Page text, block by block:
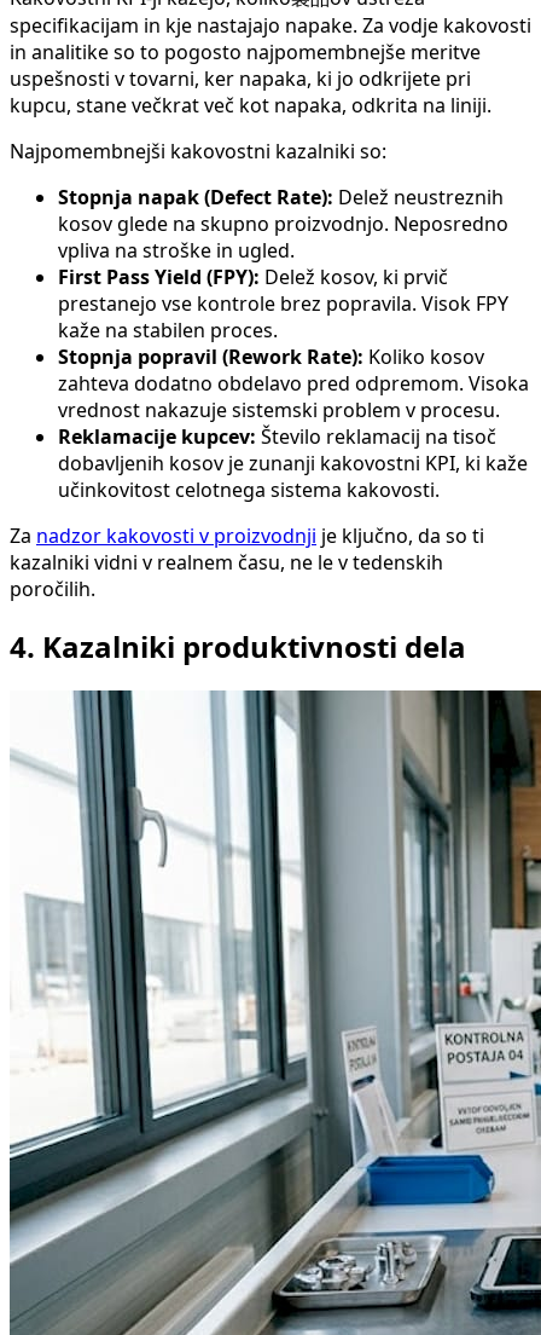
specifikacijam in kje nastajajo napake. Za vodje kakovosti
in analitike so to pogosto najpomembnejše meritve
uspešnosti v tovarni, ker napaka, ki jo odkrijete pri
kupcu, stane večkrat več kot napaka, odkrita na liniji.
Najpomembnejši kakovostni kazalniki so:
Stopnja napak (Defect Rate): Delež neustreznih
kosov glede na skupno proizvodnjo. Neposredno
vpliva na stroške in ugled.
First Pass Yield (FPY): Delež kosov, ki prvič
prestanejo vse kontrole brez popravila. Visok FPY
kaže na stabilen proces.
Stopnja popravil (Rework Rate): Koliko kosov
zahteva dodatno obdelavo pred odpremom. Visoka
vrednost nakazuje sistemski problem v procesu.
Reklamacije kupcev: Število reklamacij na tisoč
dobavljenih kosov je zunanji kakovostni KPI, ki kaže
učinkovitost celotnega sistema kakovosti.
Za nadzor kakovosti v proizvodnji je ključno, da so ti
kazalniki vidni v realnem času, ne le v tedenskih
poročilih.
4. Kazalniki produktivnosti dela